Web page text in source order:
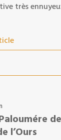
très
l’Ours